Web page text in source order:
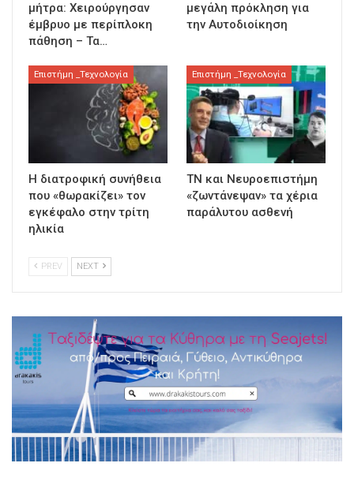
μήτρα: Χειρούργησαν
έμβρυο με περίπλοκη
πάθηση – Τα…
μεγάλη πρόκληση για
την Αυτοδιοίκηση
Επιστήμη _Τεχνολογία
Η διατροφική συνήθεια
που «θωρακίζει» τον
εγκέφαλο στην τρίτη
ηλικία
Επιστήμη _Τεχνολογία
ΤΝ και Νευροεπιστήμη
«ζωντάνεψαν» τα χέρια
παράλυτου ασθενή
PREV NEXT